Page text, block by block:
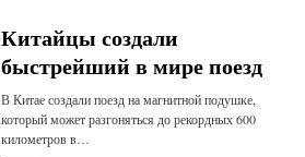
Китайцы создали
быстрейший в мире поезд
В Китае создали поезд на магнитной подушке,
который может разгоняться до рекордных 600
километров в…